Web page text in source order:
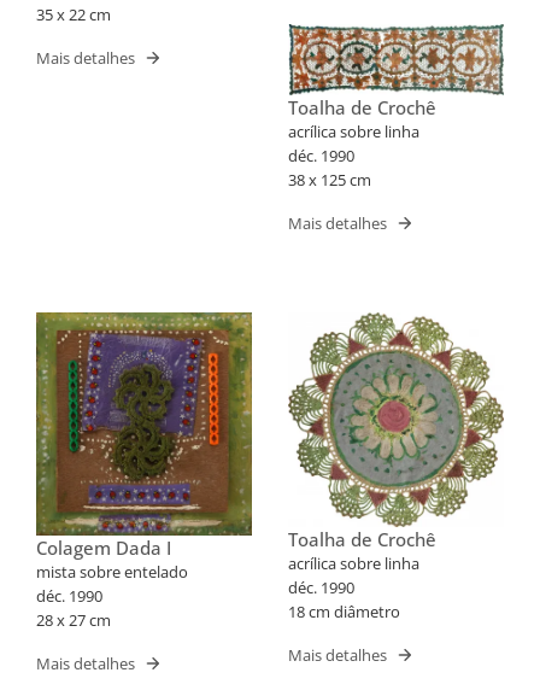
35 x 22 cm
Mais detalhes
Toalha de Crochê
acrílica sobre linha
déc. 1990
38 x 125 cm
Mais detalhes
Colagem Dada I
mista sobre entelado
déc. 1990
28 x 27 cm
Mais detalhes
Toalha de Crochê
acrílica sobre linha
déc. 1990
18 cm diâmetro
Mais detalhes